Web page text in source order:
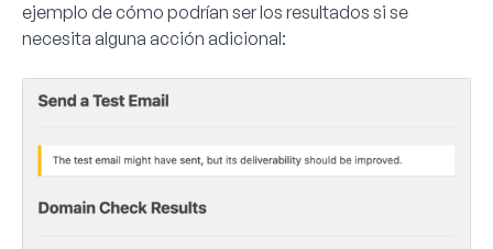
ejemplo de cómo podrían ser los resultados si se
necesita alguna acción adicional: